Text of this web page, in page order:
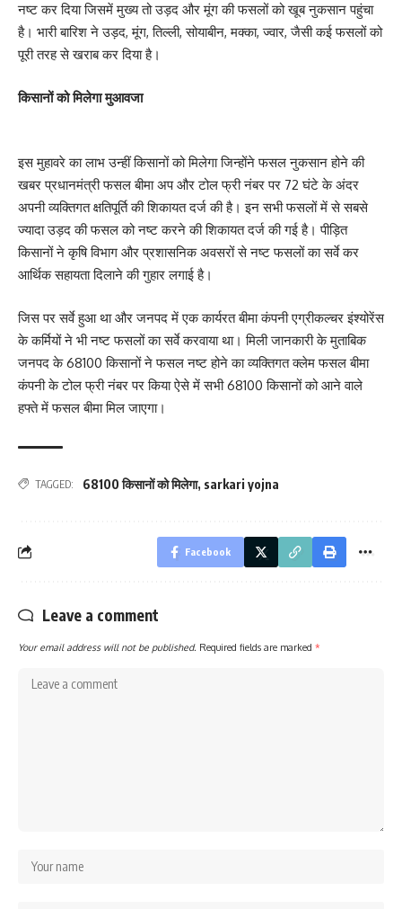
नष्ट कर दिया जिसमें मुख्य तो उड़द और मूंग की फसलों को खूब नुकसान पहुंचा
है। भारी बारिश ने उड़द, मूंग, तिल्ली, सोयाबीन, मक्का, ज्वार, जैसी कई फसलों को
पूरी तरह से खराब कर दिया है।
किसानों को मिलेगा मुआवजा
इस मुहावरे का लाभ उन्हीं किसानों को मिलेगा जिन्होंने फसल नुकसान होने की
खबर प्रधानमंत्री फसल बीमा अप और टोल फ्री नंबर पर 72 घंटे के अंदर
अपनी व्यक्तिगत क्षतिपूर्ति की शिकायत दर्ज की है। इन सभी फसलों में से सबसे
ज्यादा उड़द की फसल को नष्ट करने की शिकायत दर्ज की गई है। पीड़ित
किसानों ने कृषि विभाग और प्रशासनिक अवसरों से नष्ट फसलों का सर्वे कर
आर्थिक सहायता दिलाने की गुहार लगाई है।
जिस पर सर्वे हुआ था और जनपद में एक कार्यरत बीमा कंपनी एग्रीकल्चर इंश्योरेंस
के कर्मियों ने भी नष्ट फसलों का सर्वे करवाया था। मिली जानकारी के मुताबिक
जनपद के 68100 किसानों ने फसल नष्ट होने का व्यक्तिगत क्लेम फसल बीमा
कंपनी के टोल फ्री नंबर पर किया ऐसे में सभी 68100 किसानों को आने वाले
हफ्ते में फसल बीमा मिल जाएगा।
TAGGED: 68100 किसानों को मिलेगा, sarkari yojna
Facebook
Leave a comment
Your email address will not be published. Required fields are marked *